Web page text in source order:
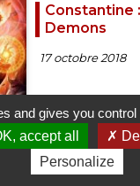
Constantine
Demons
17 octobre 2018
and gives you
accept all
Personalize